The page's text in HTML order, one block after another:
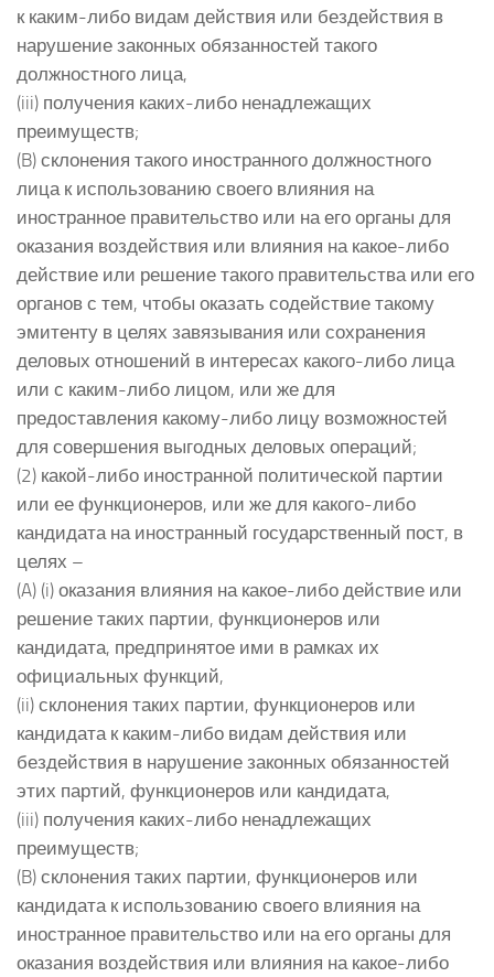
к каким-либо видам действия или бездействия в
нарушение законных обязанностей такого
должностного лица,
(iii) получения каких-либо ненадлежащих
преимуществ;
(B) склонения такого иностранного должностного
лица к использованию своего влияния на
иностранное правительство или на его органы для
оказания воздействия или влияния на какое-либо
действие или решение такого правительства или его
органов с тем, чтобы оказать содействие такому
эмитенту в целях завязывания или сохранения
деловых отношений в интересах какого-либо лица
или с каким-либо лицом, или же для
предоставления какому-либо лицу возможностей
для совершения выгодных деловых операций;
(2) какой-либо иностранной политической партии
или ее функционеров, или же для какого-либо
кандидата на иностранный государственный пост, в
целях –
(A) (i) оказания влияния на какое-либо действие или
решение таких партии, функционеров или
кандидата, предпринятое ими в рамках их
официальных функций,
(ii) склонения таких партии, функционеров или
кандидата к каким-либо видам действия или
бездействия в нарушение законных обязанностей
этих партий, функционеров или кандидата,
(iii) получения каких-либо ненадлежащих
преимуществ;
(B) склонения таких партии, функционеров или
кандидата к использованию своего влияния на
иностранное правительство или на его органы для
оказания воздействия или влияния на какое-либо